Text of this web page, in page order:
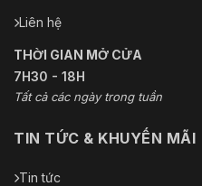
Liên hệ
THỜI GIAN MỞ CỬA
7H30 - 18H
Tất cả các ngày trong tuần
TIN TỨC & KHUYẾN MÃI
Tin tức